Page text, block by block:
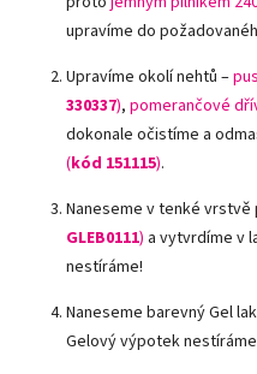
upravíme do
Upravíme okolí nehtů –
330337), pomerančové
dokonale očistíme a
(kód 151115).
Naneseme v tenké vrstvě
GLEB0111) a vytvrdíme v
nestíráme!
Naneseme barevný Gel
Gelový výpotek